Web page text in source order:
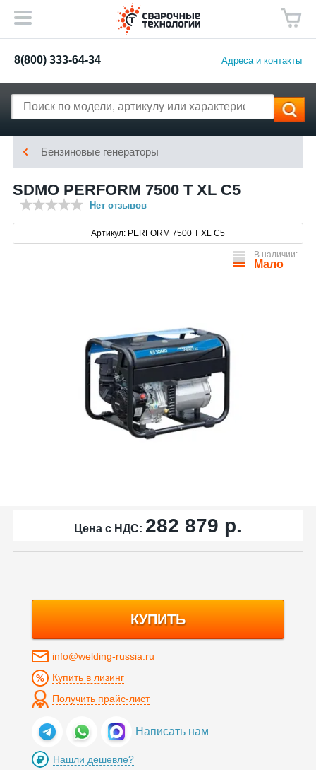
8(800) 333-64-34 Адреса и контакты
Бензиновые генераторы
SDMO PERFORM 7500 T XL C5
Нет отзывов
Артикул: PERFORM 7500 T XL C5
В наличии:
Мало
Цена с НДС: 282 879 р.
КУПИТЬ
info@welding-russia.ru
Купить в лизинг
Получить прайс-лист
Написать нам
Нашли дешевле?